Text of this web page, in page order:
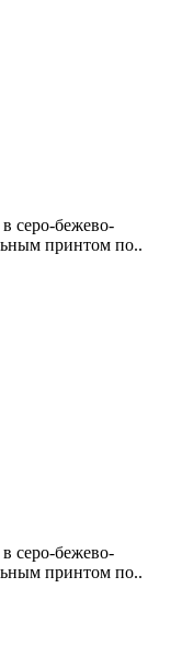
серо-бежево-
принтом по..
серо-бежево-
принтом по..